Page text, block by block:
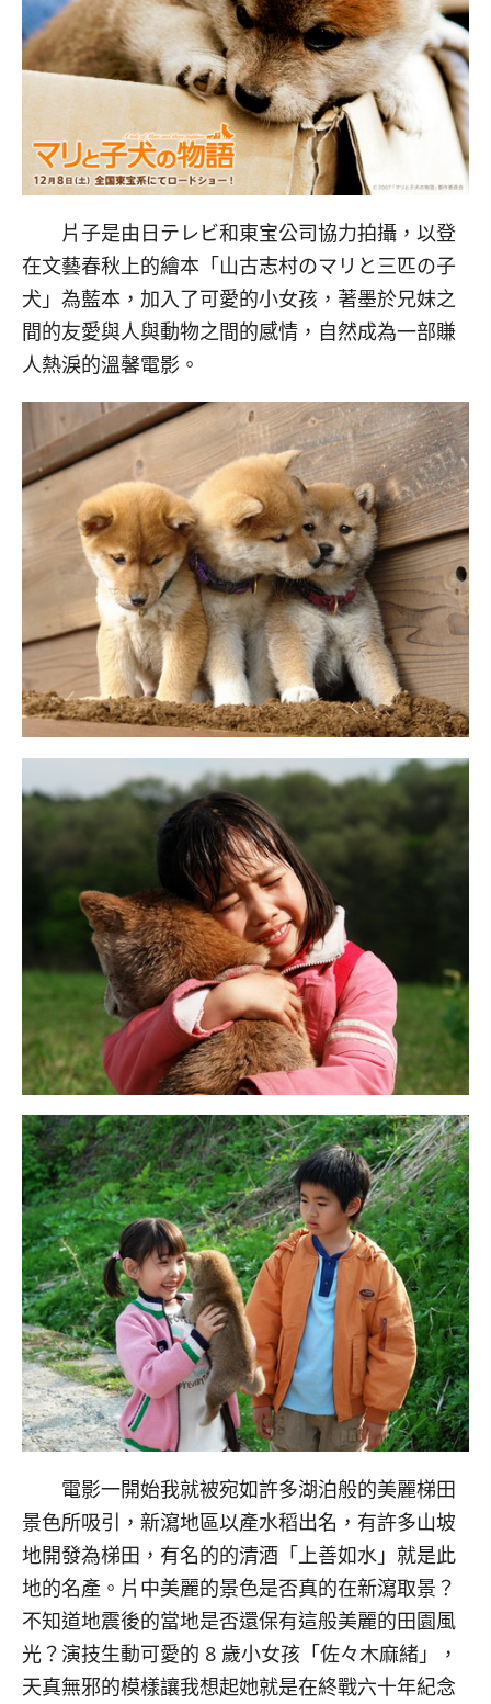
片子是由日テレビ和東宝公司協力拍攝，以登
在文藝春秋上的繪本「山古志村のマリと三匹の子
犬」為藍本，加入了可愛的小女孩，著墨於兄妹之
間的友愛與人與動物之間的感情，自然成為一部賺
人熱淚的溫馨電影。
電影一開始我就被宛如許多湖泊般的美麗梯田
景色所吸引，新瀉地區以產水稻出名，有許多山坡
地開發為梯田，有名的的清酒「上善如水」就是此
地的名產。片中美麗的景色是否真的在新瀉取景？
不知道地震後的當地是否還保有這般美麗的田園風
光？演技生動可愛的 8 歲小女孩「佐々木麻緒」，
天真無邪的模樣讓我想起她就是在終戰六十年紀念